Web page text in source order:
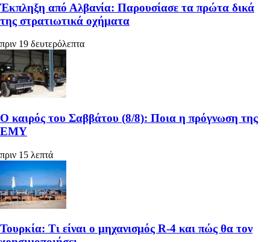
Έκπληξη από Αλβανία: Παρουσίασε τα πρώτα δικά
της στρατιωτικά οχήματα
πριν 19 δευτερόλεπτα
Ο καιρός του Σαββάτου (8/8): Ποια η πρόγνωση της
ΕΜΥ
πριν 15 λεπτά
Τουρκία: Τι είναι ο μηχανισμός R-4 και πώς θα τον